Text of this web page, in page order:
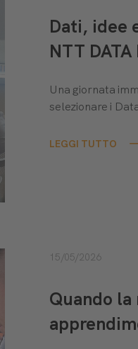
Dati, idee
NTT
Una giornata
selezionare i
LEGGI TUTTO
15/05/2026
Quando